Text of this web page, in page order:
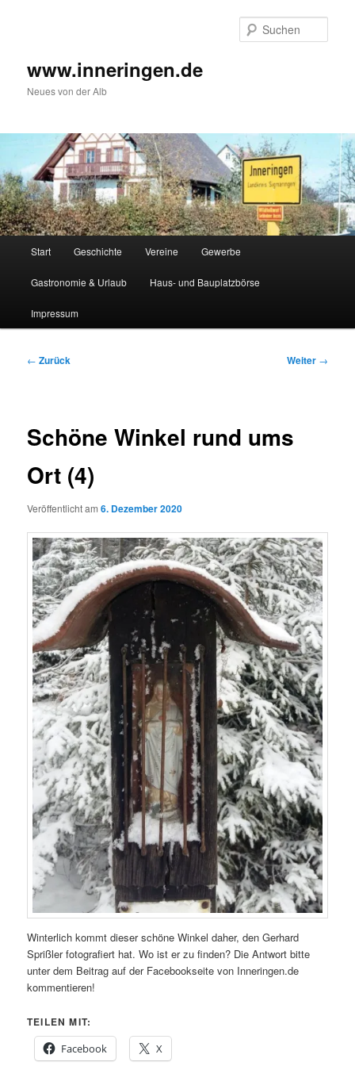
www.inneringen.de
Neues von der Alb
Start Geschichte Vereine Gewerbe
Gastronomie & Urlaub Haus- und Bauplatzbörse
Impressum
Beitragsnavigation
← Zurück Weiter →
Schöne Winkel rund ums
Ort (4)
Veröffentlicht am6. Dezember 2020
Winterlich kommt dieser schöne Winkel daher, den Gerhard
Sprißler fotografiert hat. Wo ist er zu finden? Die Antwort bitte
unter dem Beitrag auf der Facebookseite von Inneringen.de
kommentieren!
TEILEN MIT:
Facebook
X